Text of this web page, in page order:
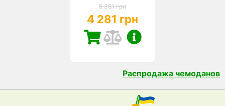
5 351 грн
4 281 грн
Распродажа чемоданов